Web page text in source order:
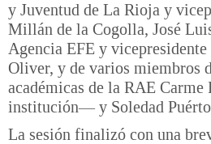
y Juventud de La Rioja y
Millán de la Cogolla, José
Agencia EFE y
Oliver, y de varios miembros
académicas de la RAE
institución— y Soledad
La sesión finalizó con una